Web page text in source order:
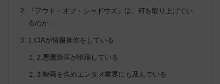
『アウト・オブ・シャドウズ』は、何を取り上げてい
るのか…
1.CIAが情報操作をしている
2.悪魔崇拝が暗躍している
3.映画を含めエンタメ業界にも及んでいる